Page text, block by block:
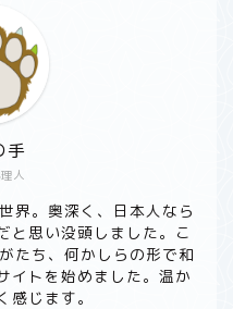
人
手
界。奥深く、日本人なら
と思い没頭しました。こ
たち、何かしらの形で和
イトを始めました。温か
じます。
食材から探す